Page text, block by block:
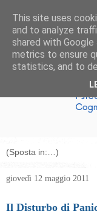
giovedì 12 maggio 2011
Il Disturbo di
This site uses
and to analyze
shared with
metrics to ensure
statistics, and to